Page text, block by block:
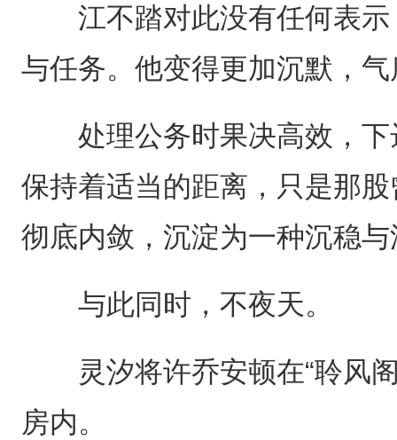
江不踏对此没有任何表示
与任务。他变得更加沉默，
处理公务时果决高效，下
保持着适当的距离，只是那
彻底内敛，沉淀为一种沉稳
与此同时，不夜天。
灵汐将许乔安顿在“聆风阁
房内。